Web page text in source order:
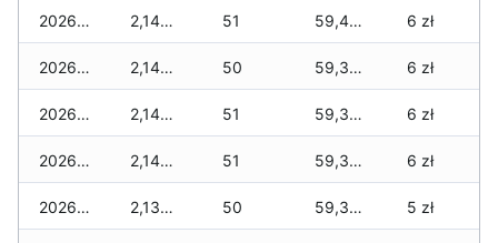
2026-03-12 2,140 zł 51 59,410 zł 6 zł
2026-03-11 2,140 zł 50 59,390 zł 6 zł
2026-03-10 2,140 zł 51 59,390 zł 6 zł
2026-03-09 2,140 zł 51 59,370 zł 6 zł
2026-03-08 2,130 zł 50 59,310 zł 5 zł